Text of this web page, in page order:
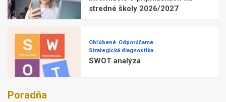
stredné školy 2026/2027
Obľúbené Odporúčame
Strategická diagnostika
SWOT analýza
Poradňa